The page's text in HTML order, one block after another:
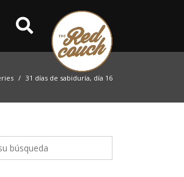
31 días de sabiduría, día 16